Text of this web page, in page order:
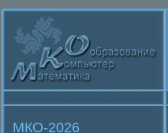
МКО-2026